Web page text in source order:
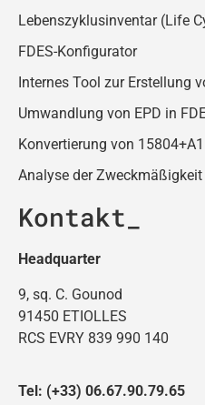
Lebenszyklusinventar (Life
FDES-Konfigurator
Internes Tool zur Erstellung
Umwandlung von EPD in
Konvertierung von
Analyse der Zweckmäßigkeit
Kontakt
Headquarter
9, sq. C. Gounod
91450 ETIOLLES
RCS EVRY 839 990 140
Tel: (+33) 06.67.90.79.65